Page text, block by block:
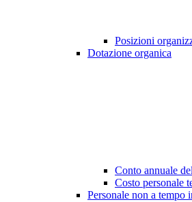
Posizioni
Dotazione organica
Conto annuale
Costo personale
Personale non a tempo